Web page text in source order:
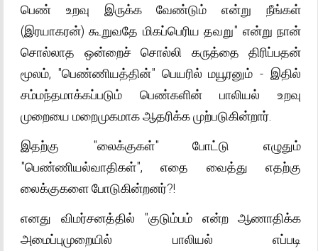
பெண் உறவு இருக்க வேண்டும் என்று நீங்கள்
(இரயாகரன்) கூறுவதே மிகப்பெரிய தவறு" என்று நான்
சொல்லாத ஒன்றைச் சொல்லி கருத்தை திரிப்பதன்
மூலம், "பெண்ணியத்தின்" பெயரில் மயூரனும் - இதில்
சம்மந்தமாக்கப்படும் பெண்களின் பாலியல் உறவு
முறையை மறைமுகமாக ஆதரிக்க முற்படுகின்றார்.
இதற்கு "லைக்குகள்" போட்டு எழுதும்
"பெண்ணியல்வாதிகள்", எதை வைத்து எதற்கு
லைக்குகளை போடுகின்றனர்?!
எனது விமர்சனத்தில் "குடும்பம் என்ற ஆணாதிக்க
அமைப்புமுறையில் பாலியல் எப்படி